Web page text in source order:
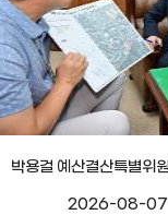
2026-08-07